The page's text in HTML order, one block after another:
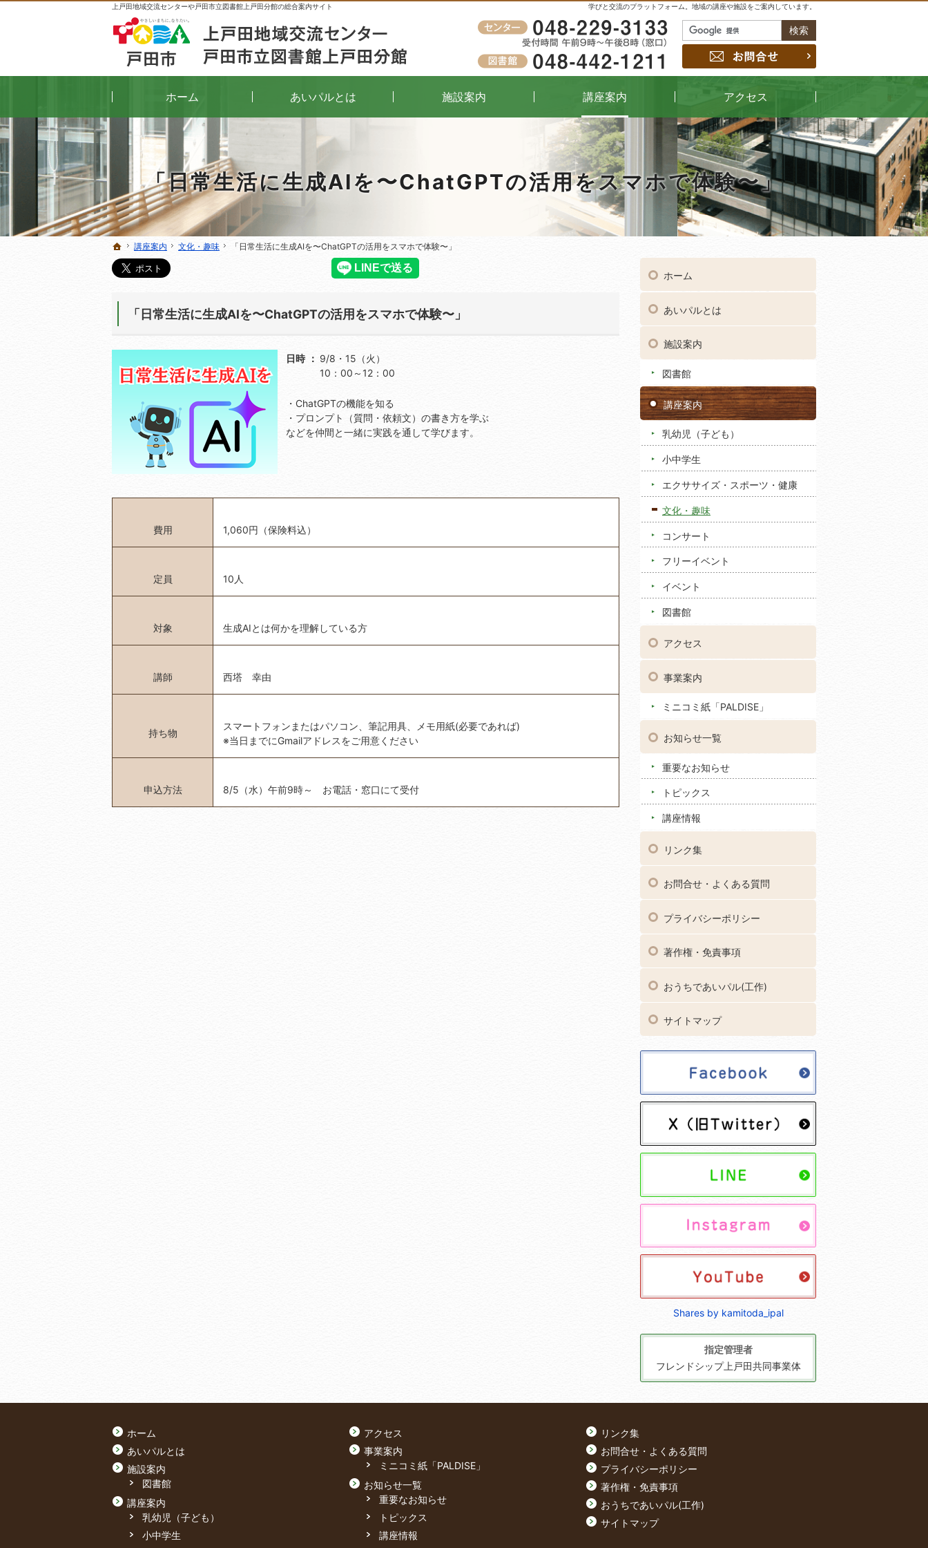
「日常生活に生成AIを〜ChatGPTの活用をスマホで体験〜」
学びと交流のプラットフォーム。地域の講座や施設をご案内しています。
上戸田地域交流センターや戸田市立図書館上戸田分館の総合案内サイト
ホーム
講座案内 文化・趣味 「日常生活に生成AIを〜ChatGPTの活用をスマホで体験〜」
「日常生活に生成AIを〜ChatGPTの活用をスマホで体験〜」
日時
9/8・15（火）
10：00～12：00
・ChatGPTの機能を知る
・プロンプト（質問・依頼文）の書き方を学ぶ
などを仲間と一緒に実践を通して学びます。
費用 1,060円（保険料込）
定員 10人
対象 生成AIとは何かを理解している方
講師 西塔 幸由
持ち物
スマートフォンまたはパソコン、筆記用具、メモ用紙(必要であれば)
※当日までにGmailアドレスをご用意ください
申込方法 8/5（水）午前9時～ お電話・窓口にて受付
ホーム
あいパルとは
施設案内
図書館
講座案内
乳幼児（子ども）
小中学生
エクササイズ・スポーツ・健康
文化・趣味
コンサート
フリーイベント
イベント
図書館
アクセス
事業案内
ミニコミ紙「PALDISE」
お知らせ一覧
重要なお知らせ
トピックス
講座情報
リンク集
お問合せ・よくある質問
プライバシーポリシー
著作権・免責事項
おうちであいパル(工作)
サイトマップ
Shares by kamitoda_ipal
指定管理者
フレンドシップ上戸田共同事業体
ホーム
講座案内 文化・趣味 「日常生活に生成AIを〜ChatGPTの活用をスマホで体験〜」
048-229-3133
受付時間
午前9時～午後8時（窓口）
048-442-1211
ホーム あいパルとは 施設案内 講座案内 アクセス
ホーム
あいパルとは
施設案内
図書館
講座案内
乳幼児（子ども）
小中学生
アクセス
事業案内
ミニコミ紙「PALDISE」
お知らせ一覧
重要なお知らせ
トピックス
講座情報
リンク集
お問合せ・よくある質問
プライバシーポリシー
著作権・免責事項
おうちであいパル(工作)
サイトマップ